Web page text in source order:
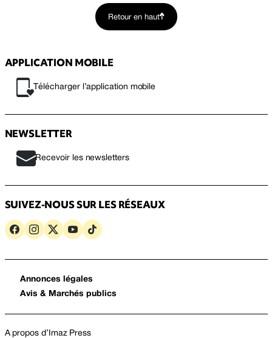
Retour en haut
APPLICATION MOBILE
Télécharger l’application mobile
NEWSLETTER
Recevoir les newsletters
SUIVEZ-NOUS SUR LES RÉSEAUX
Annonces légales
Avis & Marchés publics
A propos d’Imaz Press